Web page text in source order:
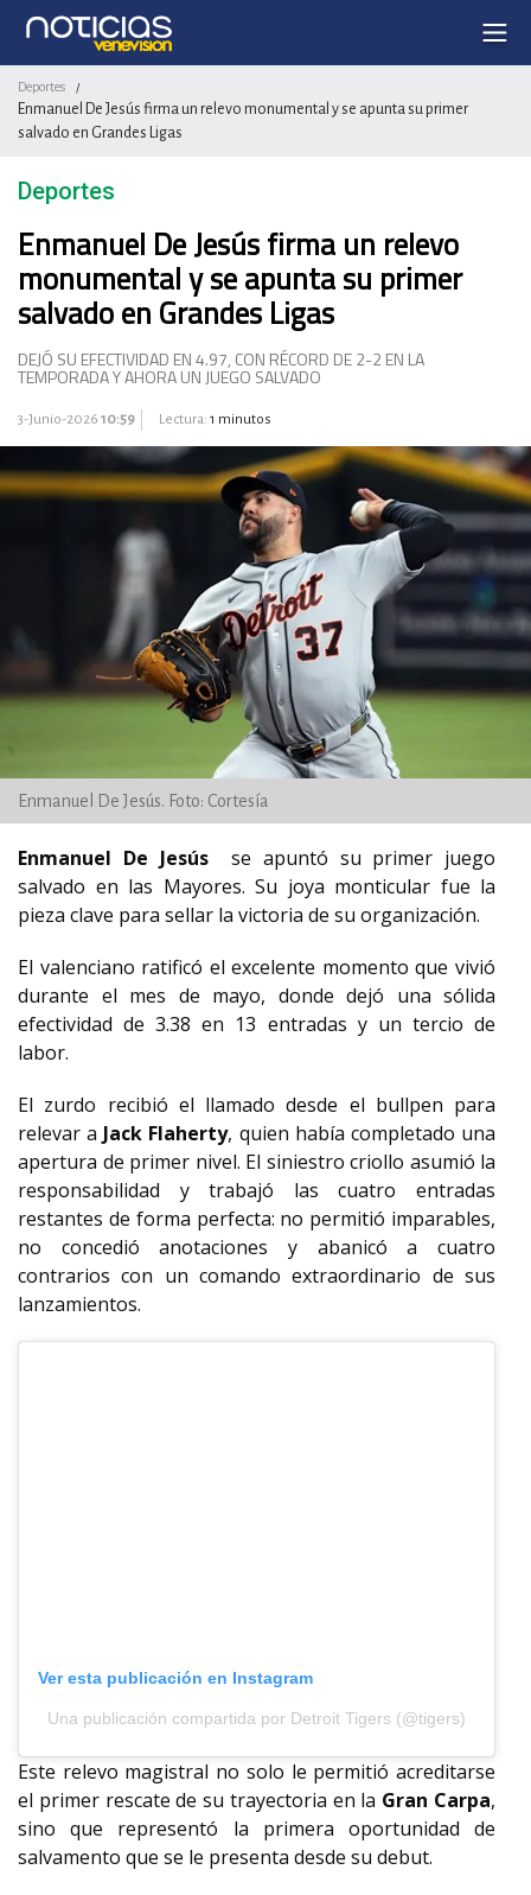
Deportes /
Enmanuel De Jesús firma un relevo monumental y se apunta su primer
salvado en Grandes Ligas
Deportes
Enmanuel De Jesús firma un relevo
monumental y se apunta su primer
salvado en Grandes Ligas
DEJÓ SU EFECTIVIDAD EN 4.97, CON RÉCORD DE 2-2 EN LA
TEMPORADA Y AHORA UN JUEGO SALVADO
3-Junio-2026 10:59 Lectura: 1 minutos
Enmanuel De Jesús. Foto: Cortesía
Enmanuel De Jesússe apuntó su primer juego
salvado en las Mayores. Su joya monticular fue la
pieza clave para sellar la victoria de su organización.
El valenciano ratificó el excelente momento que vivió
durante el mes de mayo, donde dejó una sólida
efectividad de 3.38 en 13 entradas y un tercio de
labor.
El zurdo recibió el llamado desde el bullpen para
relevar a Jack Flaherty, quien había completado una
apertura de primer nivel. El siniestro criollo asumió la
responsabilidad y trabajó las cuatro entradas
restantes de forma perfecta: no permitió imparables,
no concedió anotaciones y abanicó a cuatro
contrarios con un comando extraordinario de sus
lanzamientos.
Ver esta publicación en Instagram
Una publicación compartida por Detroit Tigers (@tigers)
Este relevo magistral no solo le permitió acreditarse
el primer rescate de su trayectoria en la Gran Carpa,
sino que representó la primera oportunidad de
salvamento que se le presenta desde su debut.